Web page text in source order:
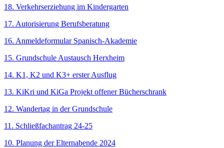
18. Verkehrserziehung im Kindergarten
17. Autorisierung Berufsberatung
16. Anmeldeformular Spanisch-Akademie
15. Grundschule Austausch Herxheim
14. K1, K2 und K3+ erster Ausflug
13. KiKri und KiGa Projekt offener Bücherschrank
12. Wandertag in der Grundschule
11. Schließfachantrag 24-25
10. Planung der Elternabende 2024